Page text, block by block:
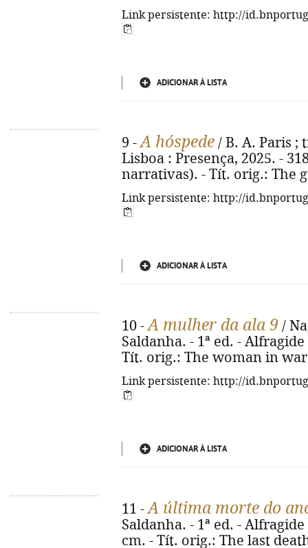
Link persistente: http://
ADICIONAR À LISTA
9 -A hóspede / B. A. Paris ;
Lisboa : Presença, 2025. -
narrativas). - Tít. orig.: The
Link persistente: http://
ADICIONAR À LISTA
10 -A mulher da ala 9 /
Saldanha. - 1ª ed. -
Tít. orig.: The woman in
Link persistente: http://
ADICIONAR À LISTA
11 -A última morte do
Saldanha. - 1ª ed. -
cm. - Tít. orig.: The last